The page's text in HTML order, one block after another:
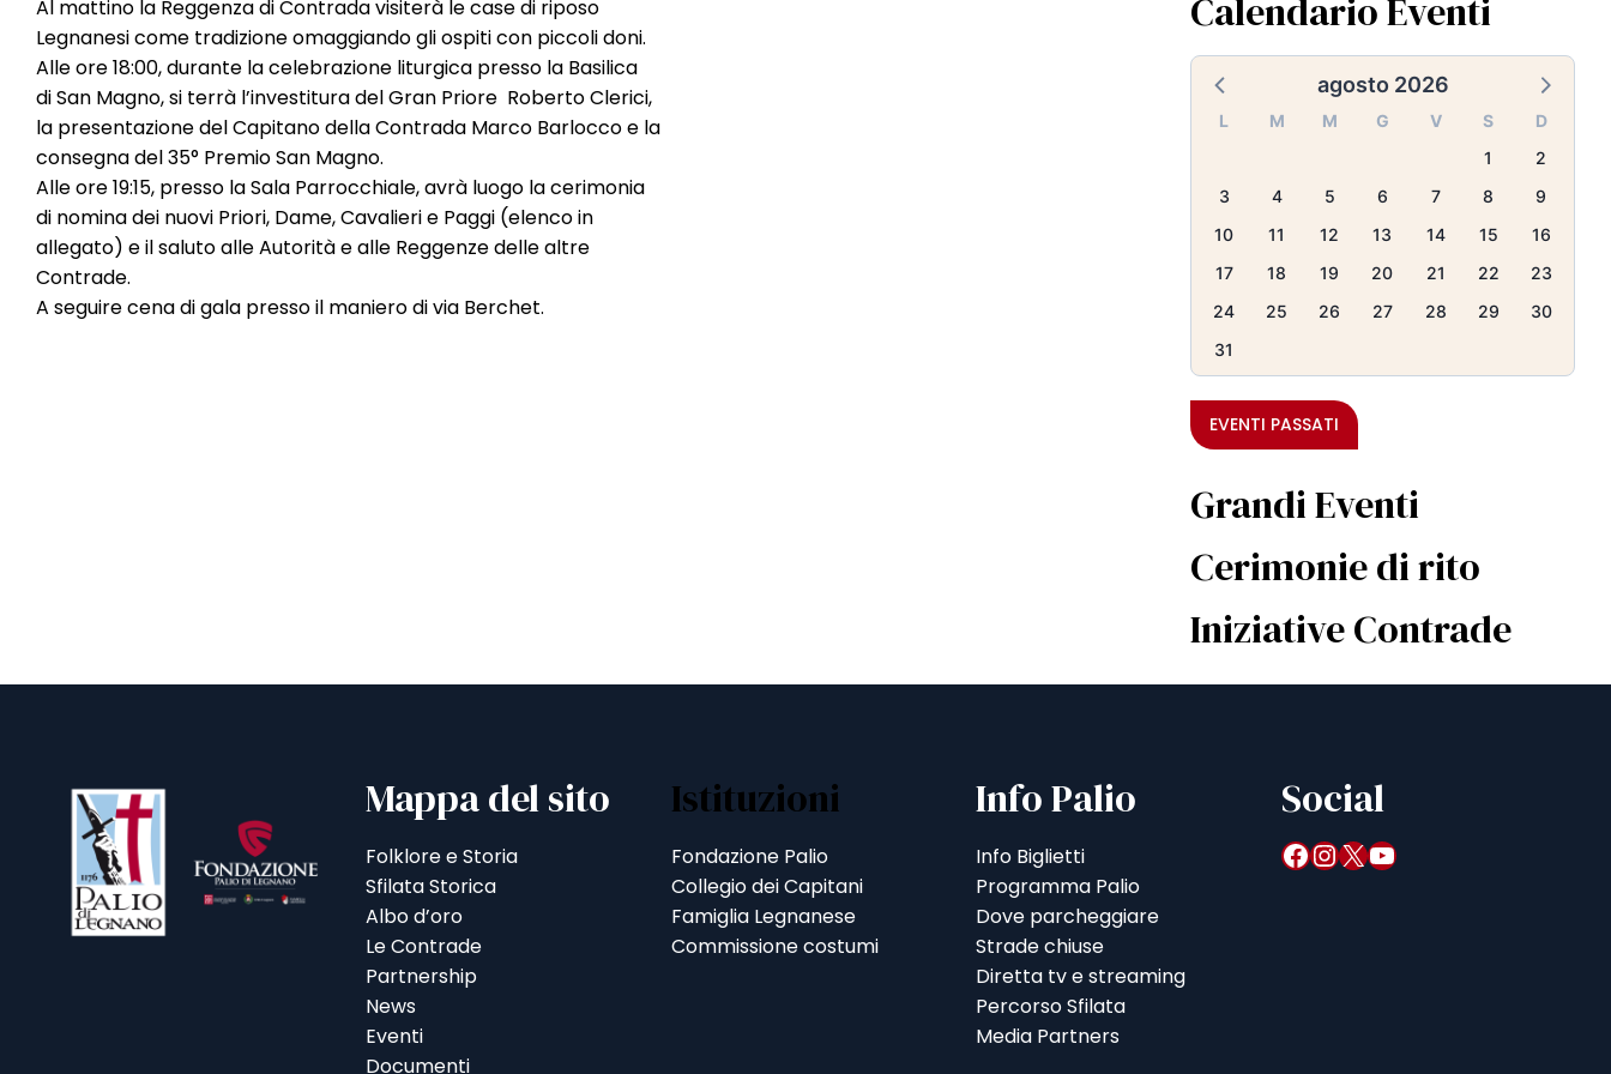
Al mattino la Reggenza di Contrada visiterà le case di riposo
Legnanesi come tradizione omaggiando gli ospiti con piccoli doni.
Alle ore 18:00, durante la celebrazione liturgica presso la Basilica
di San Magno, si terrà l’investitura del Gran Priore Roberto Clerici,
la presentazione del Capitano della Contrada Marco Barlocco e la
consegna del 35° Premio San Magno.
Alle ore 19:15, presso la Sala Parrocchiale, avrà luogo la cerimonia
di nomina dei nuovi Priori, Dame, Cavalieri e Paggi (elenco in
allegato) e il saluto alle Autorità e alle Reggenze delle altre
Contrade.
A seguire cena di gala presso il maniero di via Berchet.
Calendario Eventi
agosto 2026
L M M G V S
D
1
2
3
4 5 6 7 8
9
10
11 12 13 14 15
16
17
18 19 20 21 22
23
24
25 26 27 28 29
30
31
EVENTI PASSATI
Grandi Eventi
Cerimonie di rito
Iniziative Contrade
Mappa del sito
Folklore e Storia
Sfilata Storica
Albo d’oro
Le Contrade
Partnership
News
Eventi
Documenti
Istituzioni
Fondazione Palio
Collegio dei Capitani
Famiglia Legnanese
Commissione costumi
Info Palio
Info Biglietti
Programma Palio
Dove parcheggiare
Strade chiuse
Diretta tv e streaming
Percorso Sfilata
Media Partners
Social
Facebook InstagramX YouTube